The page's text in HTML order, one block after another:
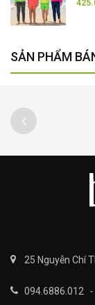
SẢN PHẨM
25 Nguyễn Chí
094.6886.012 -